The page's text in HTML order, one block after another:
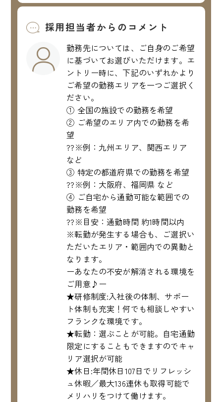
採用担当者からのコメント
勤務先については、ご自身のご希望
に基づいてお選びいただけます。エ
ントリー時に、下記のいずれかより
ご希望の勤務エリアを一つご選択く
ださい。
① 全国の施設での勤務を希望
② ご希望のエリア内での勤務を希
望
??※例：九州エリア、関西エリア
など
③ 特定の都道府県での勤務を希望
??※例：大阪府、福岡県 など
④ ご自宅から通勤可能な範囲での
勤務を希望
??※目安：通勤時間 約1時間以内
※転勤が発生する場合も、ご選択い
ただいたエリア・範囲内での異動と
なります。
ーあなたの不安が解消される環境を
ご用意♪ー
★研修制度:入社後の体制、サポー
ト体制も充実！何でも相談しやすい
フランクな環境です。
★転勤：選ぶことが可能。自宅通勤
限定にすることもできますのでキャ
リア選択が可能
★休日:年間休日107日でリフレッシ
ュ休暇／最大136連休も取得可能で
メリハリをつけて働けます。